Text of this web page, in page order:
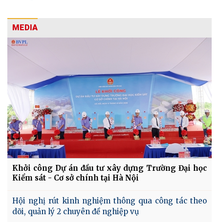
MEDIA
Khởi công Dự án đầu tư xây dựng Trường Đại học
Kiểm sát - Cơ sở chính tại Hà Nội
Hội nghị rút kinh nghiệm thông qua công tác theo
dõi, quản lý 2 chuyên đề nghiệp vụ